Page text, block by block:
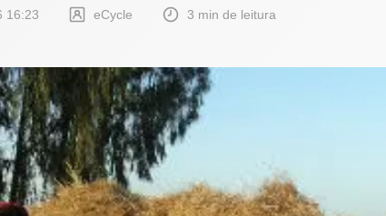
16:23 eCycle 3 min de leitura